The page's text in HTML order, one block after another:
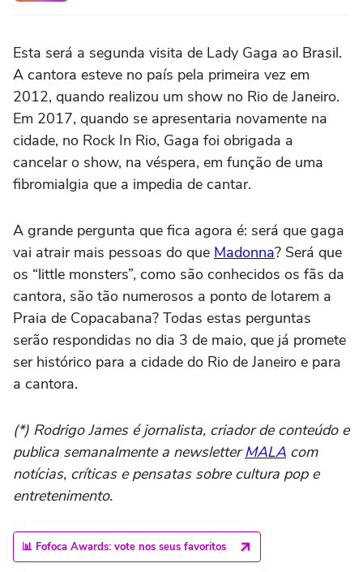
Esta será a segunda visita de Lady Gaga ao Brasil.
A cantora esteve no país pela primeira vez em
2012, quando realizou um show no Rio de Janeiro.
Em 2017, quando se apresentaria novamente na
cidade, no Rock In Rio, Gaga foi obrigada a
cancelar o show, na véspera, em função de uma
fibromialgia que a impedia de cantar.
A grande pergunta que fica agora é: será que gaga
vai atrair mais pessoas do que Madonna? Será que
os “little monsters”, como são conhecidos os fãs da
cantora, são tão numerosos a ponto de lotarem a
Praia de Copacabana? Todas estas perguntas
serão respondidas no dia 3 de maio, que já promete
ser histórico para a cidade do Rio de Janeiro e para
a cantora.
(*) Rodrigo James é jornalista, criador de conteúdo e
publica semanalmente a newsletterMALA com
notícias, críticas e pensatas sobre cultura pop e
entretenimento.
📊 Fofoca Awards: vote nos seus favoritos